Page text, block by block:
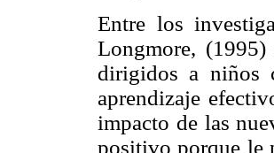
Entre los
Longmore,
dirigidos a niños
aprendizaje
impacto de las
positivo porque le